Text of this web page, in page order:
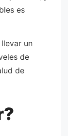
es
un
de
de